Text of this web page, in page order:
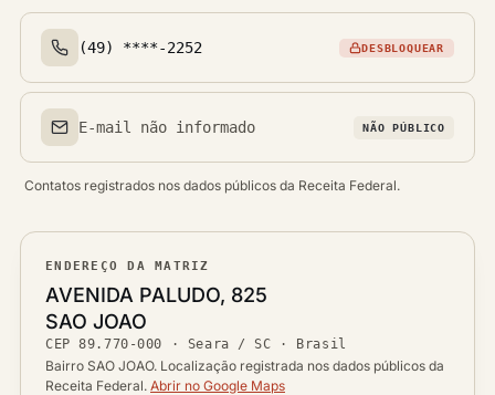
Telefone(s)
(49) ****-2252 DESBLOQUEAR
Email(s)
E-mail não informado NÃO PÚBLICO
Contatos registrados nos dados públicos da Receita Federal.
ENDEREÇO DA MATRIZ
Logradouro
AVENIDA PALUDO, 825
Bairro
SAO JOAO
CEP
CEP89.770-000 ·
Cidade / UF
Seara / SC · Brasil
Bairro SAO JOAO. Localização registrada nos dados públicos da
Receita Federal. Abrir no Google Maps